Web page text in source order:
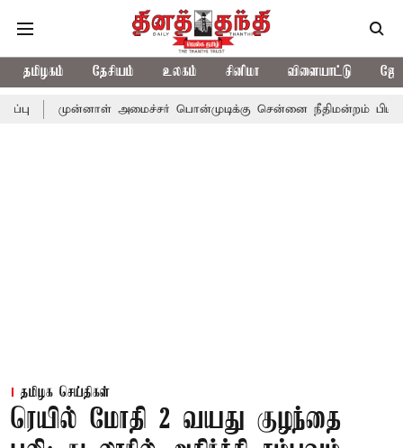
தமிழகம் தேசியம் உலகம் சினிமா விளையாட்டு
அமைச்சர் பொன்முடிக்கு சென்னை நீதிமன்றம் பிடிவாராண்ட்
தமிழக செய்திகள்
ரெயில் மோதி 2 வயது குழந்தை